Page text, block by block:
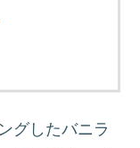
グしたバニラ